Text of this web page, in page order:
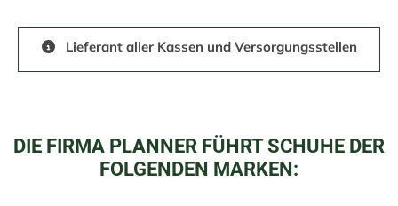
Lieferant aller Kassen und Versorgungsstellen
DIE FIRMA PLANNER FÜHRT SCHUHE DER
FOLGENDEN MARKEN: